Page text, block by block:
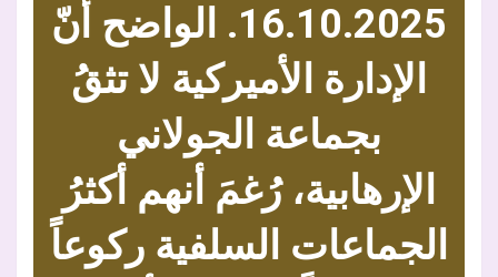
16.10.2025. الواضح أنّ
الإدارة الأميركية لا تثقُ
بجماعة الجولاني
الإرهابية، رُغمَ أنهم أكثرُ
الجماعات السلفية ركوعاً